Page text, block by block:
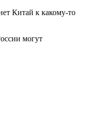
Китай к какому-то
могут